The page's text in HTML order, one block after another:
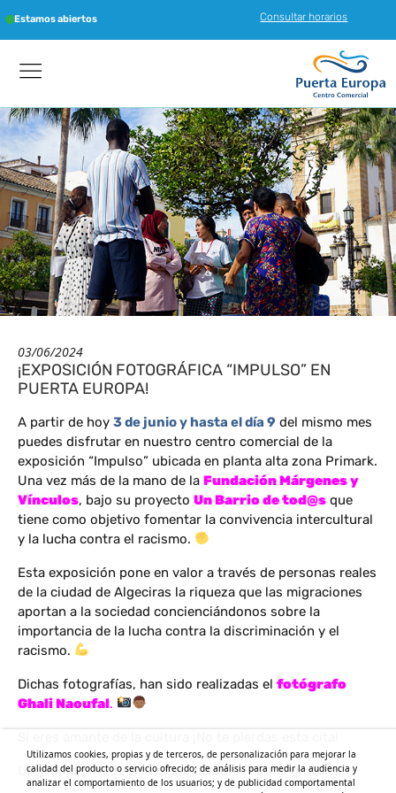
Estamos abiertos Consultar horarios
03/06/2024
¡EXPOSICIÓN FOTOGRÁFICA “IMPULSO” EN
PUERTA EUROPA!
A partir de hoy 3 de junio y hasta el día 9 del mismo mes
puedes disfrutar en nuestro centro comercial de la
exposición “Impulso” ubicada en planta alta zona Primark.
Una vez más de la mano de la Fundación Márgenes y
Vínculos, bajo su proyecto Un Barrio de tod@s que
tiene como objetivo fomentar la convivencia intercultural
y la lucha contra el racismo.
Esta exposición pone en valor a través de personas reales
de la ciudad de Algeciras la riqueza que las migraciones
aportan a la sociedad concienciándonos sobre la
importancia de la lucha contra la discriminación y el
racismo.
Dichas fotografías, han sido realizadas el fotógrafo
Ghali Naoufal.
Un plan diferente a tu disposición de forma gratuita.
Utilizamos cookies, propias y de terceros, de personalización para mejorar la
calidad del producto o servicio ofrecido; de análisis para medir la audiencia y
analizar el comportamiento de los usuarios; y de publicidad comportamental